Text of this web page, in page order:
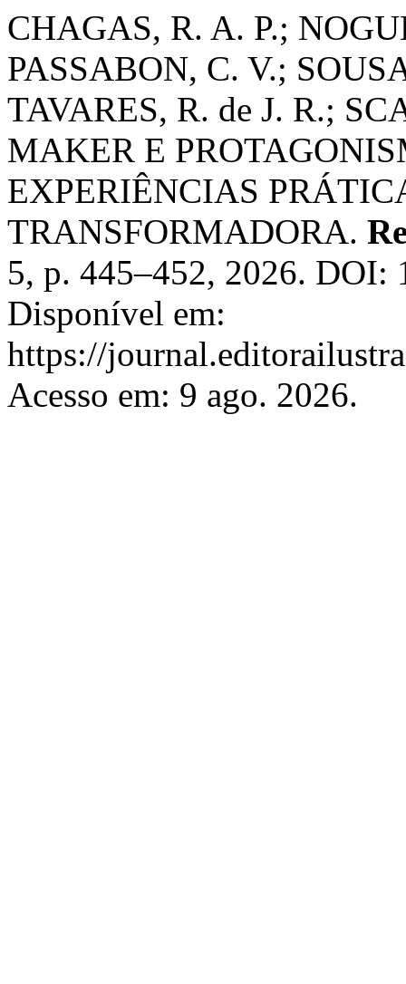
CHAGAS, R. A. P.;
PASSABON, C. V.;
TAVARES, R. de J. R.;
MAKER E
EXPERIÊNCIAS
TRANSFORMADORA.
5, p. 445–452, 2026. DOI:
Disponível em:
https://
Acesso em: 9 ago. 2026.